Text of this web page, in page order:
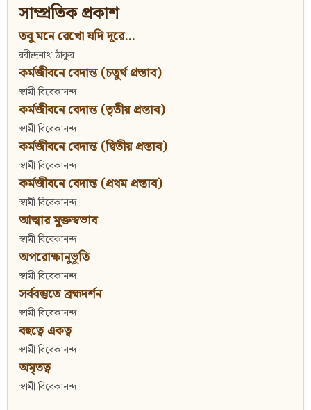
সাম্প্রতিক প্রকাশ
তবু মনে রেখো যদি দূরে...
রবীন্দ্রনাথ ঠাকুর
কর্মজীবনে বেদান্ত (চতুর্থ প্রস্তাব)
স্বামী বিবেকানন্দ
কর্মজীবনে বেদান্ত (তৃতীয় প্রস্তাব)
স্বামী বিবেকানন্দ
কর্মজীবনে বেদান্ত (দ্বিতীয় প্রস্তাব)
স্বামী বিবেকানন্দ
কর্মজীবনে বেদান্ত (প্রথম প্রস্তাব)
স্বামী বিবেকানন্দ
আত্মার মুক্তস্বভাব
স্বামী বিবেকানন্দ
অপরোক্ষানুভূতি
স্বামী বিবেকানন্দ
সর্ববস্তুতে ব্রহ্মদর্শন
স্বামী বিবেকানন্দ
বহুত্বে একত্ব
স্বামী বিবেকানন্দ
অমৃতত্ব
স্বামী বিবেকানন্দ